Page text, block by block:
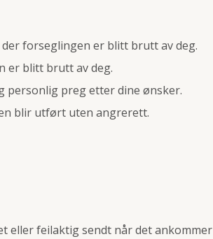
forseglingen er blitt brutt av deg.
er blitt brutt av deg.
personlig preg etter dine ønsker.
blir utført uten angrerett.
eller feilaktig sendt når det ankommer